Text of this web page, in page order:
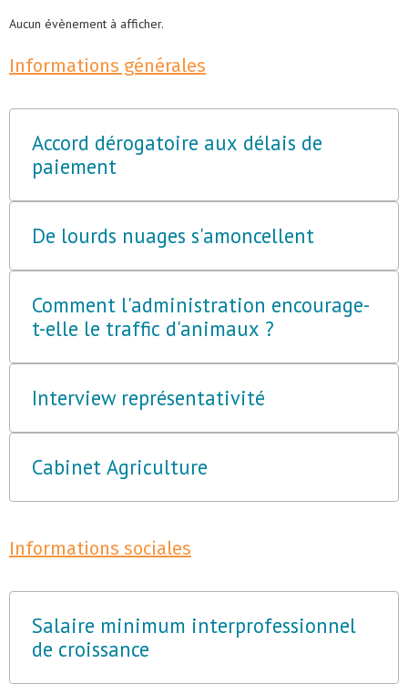
Aucun évènement à afficher.
Informations générales
Accord dérogatoire aux délais de
paiement
De lourds nuages s'amoncellent
Comment l'administration encourage-
t-elle le traffic d'animaux ?
Interview représentativité
Cabinet Agriculture
Informations sociales
Salaire minimum interprofessionnel
de croissance